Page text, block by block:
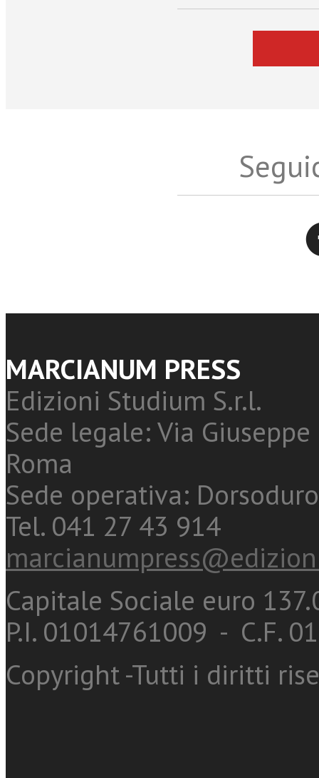
MARCIANUM PRESS
Edizioni Studium S.r.l.
Sede legale: Via
Roma
Sede operativa:
Tel. 041 27 43 914
Capitale Sociale euro
P.I. 01014761009 - C.F.
Copyright -Tutti i diritti